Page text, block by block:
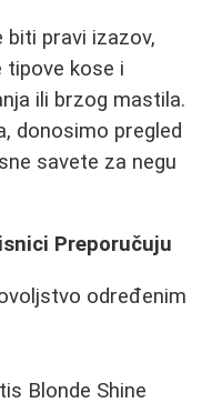
biti pravi izazov,
tipove kose i
ili brzog mastila.
donosimo pregled
savete za negu
Preporučuju
određenim
Blonde Shine